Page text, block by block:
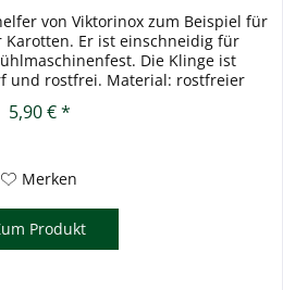
von Viktorinox zum Beispiel für
Karotten. Er ist einschneidig für
Die Klinge ist
und rostfrei. Material: rostfreier
5,90 € *
Merken
Produkt